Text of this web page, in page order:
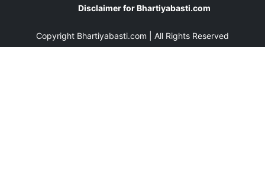
Disclaimer for Bhartiyabasti.com
Copyright Bhartiyabasti.com | All Rights Reserved